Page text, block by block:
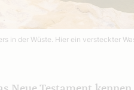
in der Wüste. Hier ein versteckter